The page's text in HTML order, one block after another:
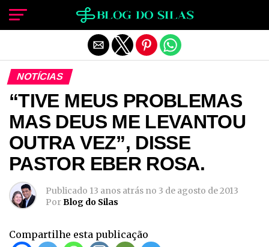
NOTÍCIAS
“TIVE MEUS PROBLEMAS
MAS DEUS ME LEVANTOU
OUTRA VEZ”, DISSE
PASTOR EBER ROSA.
Publicado 13 anos atrás no 3 de agosto de 2013
PorBlog do Silas
Compartilhe esta publicação
Sair da versão mobile